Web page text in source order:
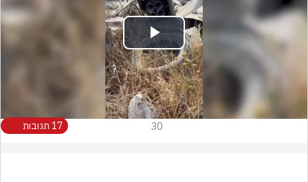
Play
Video
30 17 תגובות